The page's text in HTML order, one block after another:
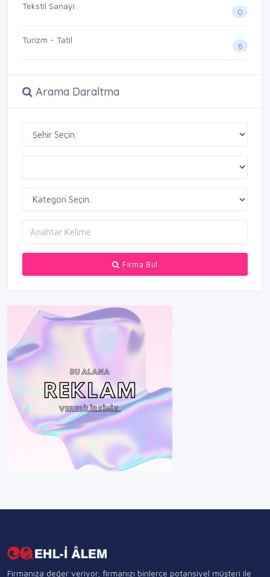
Tekstil Sanayi
0
Turizm - Tatil
6
Arama Daraltma
Firma Bul
Firmanıza değer veriyor, firmanızı binlerce potansiyel müşteri ile